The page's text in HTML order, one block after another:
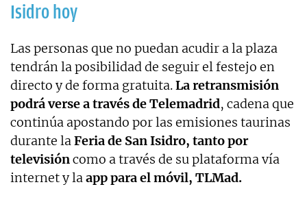
Isidro hoy
Las personas que no puedan acudir a la plaza
tendrán la posibilidad de seguir el festejo en
directo y de forma gratuita.La retransmisión
podrá verse a través de Telemadrid, cadena que
continúa apostando por las emisiones taurinas
durante laFeria de San Isidro, tanto por
televisióncomo a través de su plataforma vía
internet y laapp para el móvil, TLMad.